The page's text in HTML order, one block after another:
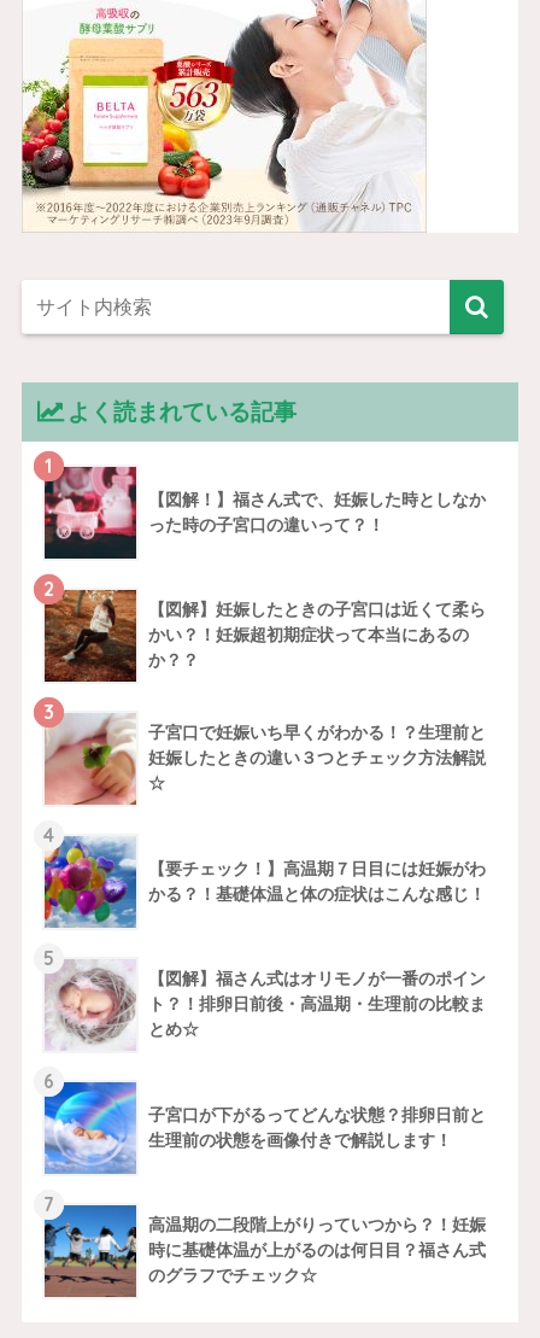
よく読まれている記事
1
【図解！】福さん式で、妊娠した時としなか
った時の子宮口の違いって？！
2
【図解】妊娠したときの子宮口は近くて柔ら
かい？！妊娠超初期症状って本当にあるの
か？？
3
子宮口で妊娠いち早くがわかる！？生理前と
妊娠したときの違い３つとチェック方法解説
☆
4
【要チェック！】高温期７日目には妊娠がわ
かる？！基礎体温と体の症状はこんな感じ！
5
【図解】福さん式はオリモノが一番のポイン
ト？！排卵日前後・高温期・生理前の比較ま
とめ☆
6
子宮口が下がるってどんな状態？排卵日前と
生理前の状態を画像付きで解説します！
7
高温期の二段階上がりっていつから？！妊娠
時に基礎体温が上がるのは何日目？福さん式
のグラフでチェック☆